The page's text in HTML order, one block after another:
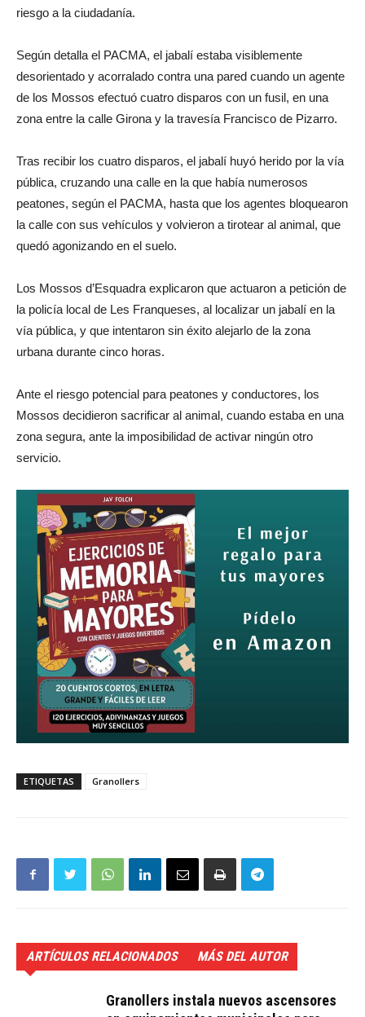
riesgo a la ciudadanía.
Según detalla el PACMA, el jabalí estaba visiblemente
desorientado y acorralado contra una pared cuando un agente
de los Mossos efectuó cuatro disparos con un fusil, en una
zona entre la calle Girona y la travesía Francisco de Pizarro.
Tras recibir los cuatro disparos, el jabalí huyó herido por la vía
pública, cruzando una calle en la que había numerosos
peatones, según el PACMA, hasta que los agentes bloquearon
la calle con sus vehículos y volvieron a tirotear al animal, que
quedó agonizando en el suelo.
Los Mossos d’Esquadra explicaron que actuaron a petición de
la policía local de Les Franqueses, al localizar un jabalí en la
vía pública, y que intentaron sin éxito alejarlo de la zona
urbana durante cinco horas.
Ante el riesgo potencial para peatones y conductores, los
Mossos decidieron sacrificar al animal, cuando estaba en una
zona segura, ante la imposibilidad de activar ningún otro
servicio.
ETIQUETAS Granollers
ARTÍCULOS RELACIONADOS MÁS DEL AUTOR
Granollers instala nuevos ascensores